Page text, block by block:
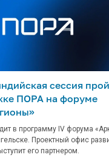
сессия
ПОРА на форуме
в программу IV форума
Проектный офис
его партнером.